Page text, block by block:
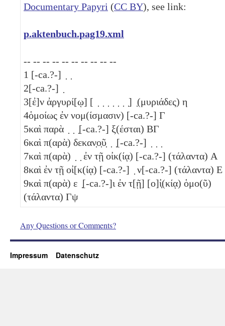
Documentary Papyri (CC BY), see link:
p.aktenbuch.pag19.xml
-- -- -- -- -- -- -- -- -- --
1 [-ca.?-] ̣ ̣
2[-ca.?-] ̣
3[ἐ]ν ἀργυρί[ῳ] [ ̣ ̣ ̣ ̣ ̣ ̣ ̣] ̣(μυριάδες) η
4ὁμοίως ἐν νομ(ίσμασιν) [-ca.?-] Γ
5καὶ παρὰ ̣ ̣ ̣[-ca.?-] ξ(έσται) ΒΓ
6καὶ π(αρὰ) δεκαν̣ο̣ῦ̣ ̣ ̣[-ca.?-] ̣ ̣ ̣
7καὶ π(αρὰ) ̣ ̣ ἐν τῇ οἰκ(ίᾳ) [-ca.?-] (τάλαντα) Α
8καὶ ἐν τῇ οἰ[κ(ίᾳ) [-ca.?-] ̣ ν[-ca.?-] (τάλαντα) Ε
9καὶ π(αρὰ) ε ̣[-ca.?-]ι ἐν τ[ῇ] [ο]ἰ̣(κίᾳ) ὁμο(ῦ)
(τάλαντα) Γψ
Any Questions or Comments?
Impressum Datenschutz